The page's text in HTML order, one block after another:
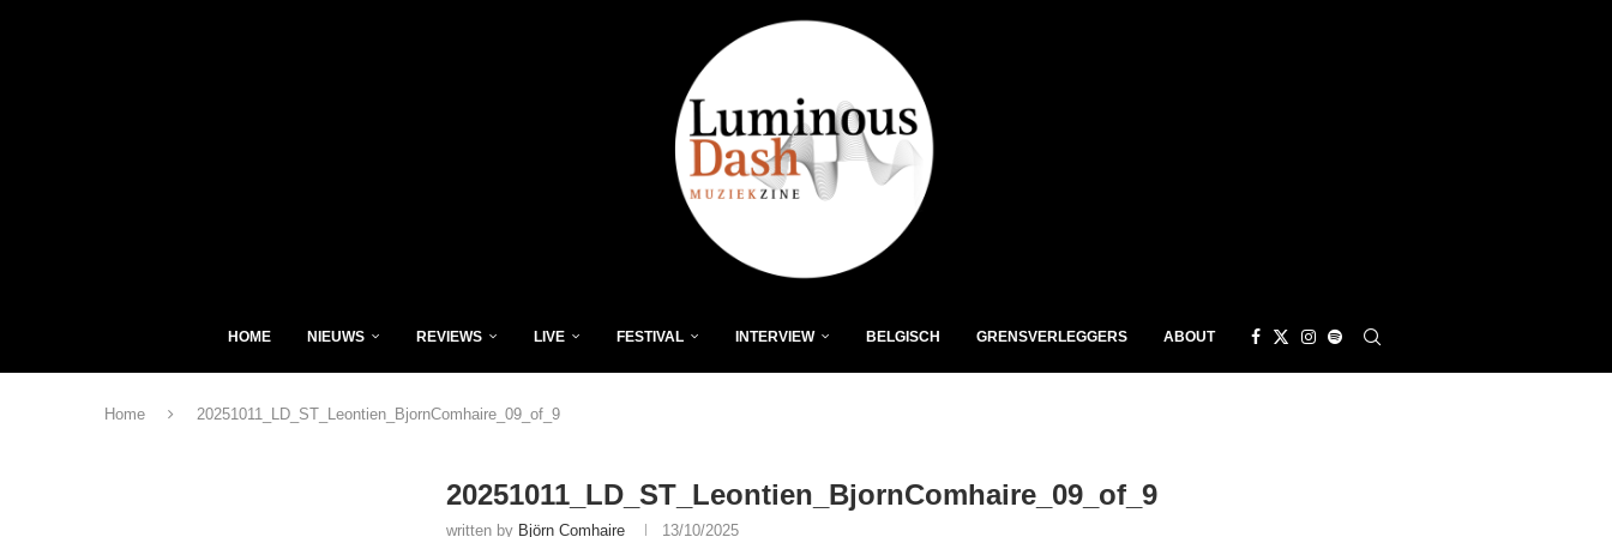
HOME NIEUWS REVIEWS LIVE FESTIVAL INTERVIEW BELGISCH GRENSVERLEGGERS ABOUT
Home 20251011_LD_ST_Leontien_BjornComhaire_09_of_9
20251011_LD_ST_Leontien_BjornComhaire_09_of_9
written by Björn Comhaire 13/10/2025